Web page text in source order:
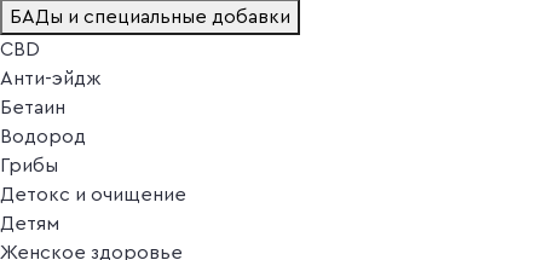
БАДы и специальные добавки
CBD
Анти-эйдж
Бетаин
Водород
Грибы
Детокс и очищение
Детям
Женское здоровье